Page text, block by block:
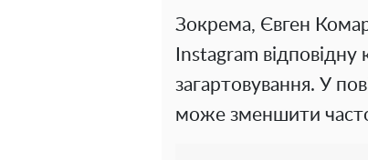
Зокрема, Євген
Instagram відповідну
загартовування. У
може зменшити